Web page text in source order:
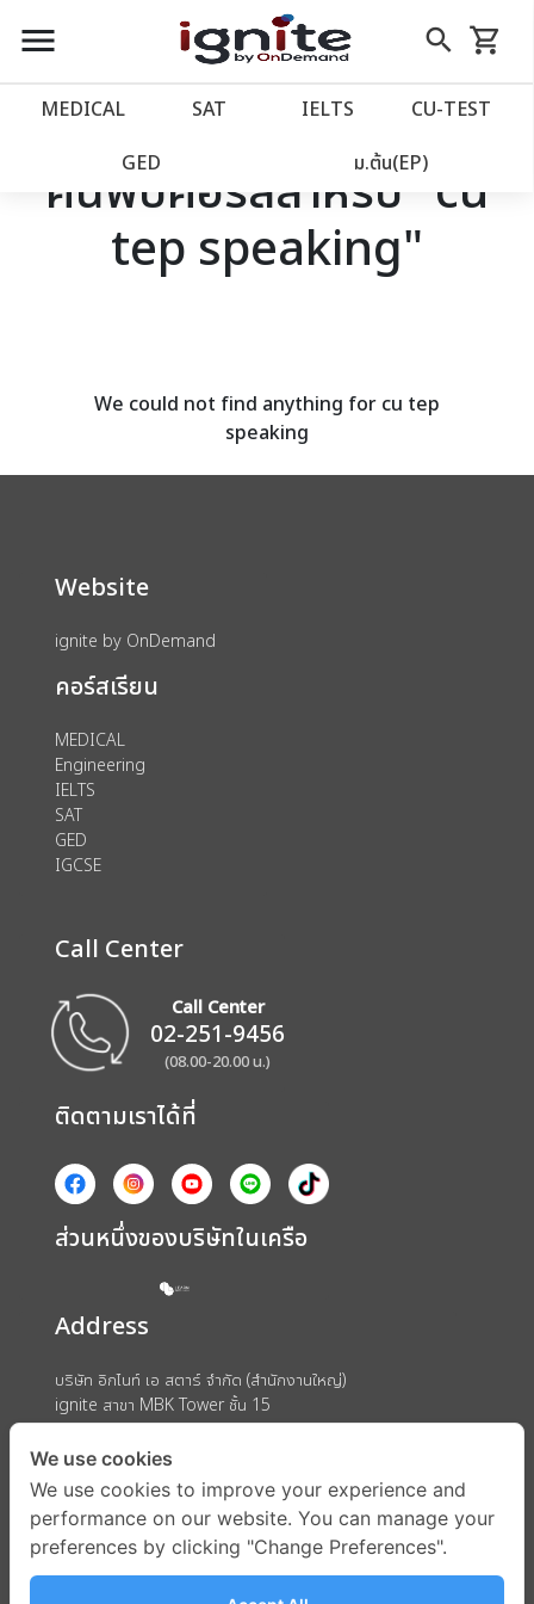
close
account_balance หน้าแรก
เว็บไซต์อิกไนท์
โปรโมชั่น
menu search
Skip
to
shopping_cart
รถเข็น
MEDICAL SAT IELTS CU‑TEST
GED ม.ต้น(EP)
ค้นพบคอร์สสำหรับ "cu
tep speaking"
We could not find anything for cu tep
speaking
Website
ignite by OnDemand
คอร์สเรียน
MEDICAL
Engineering
IELTS
SAT
GED
IGCSE
Call Center
Call Center
02-251-9456
(08.00-20.00 น.)
ติดตามเราได้ที่
ส่วนหนึ่งของบริษัทในเครือ
Address
บริษัท อิกไนท์ เอ สตาร์ จำกัด (สำนักงานใหญ่)
ignite สาขา MBK Tower ชั้น 15
ถนนพญาไท แขวงวังใหม่ เขตปทุมวัน กรุงเทพมหานคร 10330
We use cookies
We use cookies to improve your experience and
performance on our website. You can manage your
preferences by clicking "Change Preferences".